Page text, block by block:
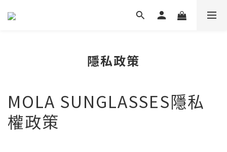
隱私政策
MOLA SUNGLASSES隱私
權政策